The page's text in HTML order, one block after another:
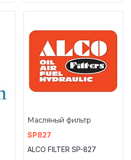
Масляный фильтр
SP827
ALCO FILTER SP-827